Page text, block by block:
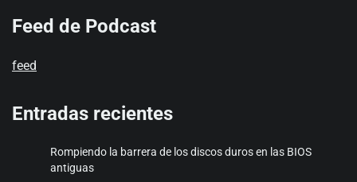
Feed de Podcast
feed
Entradas recientes
Rompiendo la barrera de los discos duros en las BIOS
antiguas